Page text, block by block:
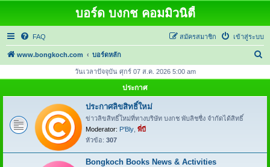
บอร์ด บงกช คอมมิวนิตี้
FAQ เข้าสู่ระบบ
สมัครสมาชิก
www.bongkoch.com บอร์ดหลัก
า
วันเวลาปัจจุบัน ศุกร์ 07 ส.ค. 2026 5:00 am
ประกาศ
ประกาศลิขสิทธิ์ใหม่
ข่าวลิขสิทธิ์ใหม่ที่ทางบริษัท บงกช พับลิชชื่ง จำกัดได้สิทธิ์
Moderator: P'Bly พี่บี
หัวข้อ: 307
Bongkoch Books News & Activities